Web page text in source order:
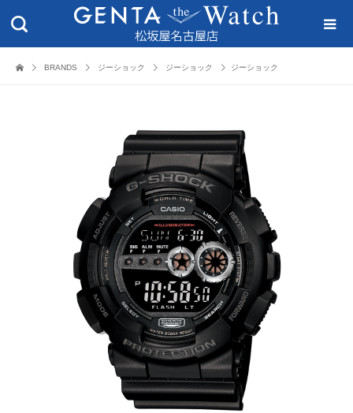
BRANDS ジーショック ジーショック ジーショック